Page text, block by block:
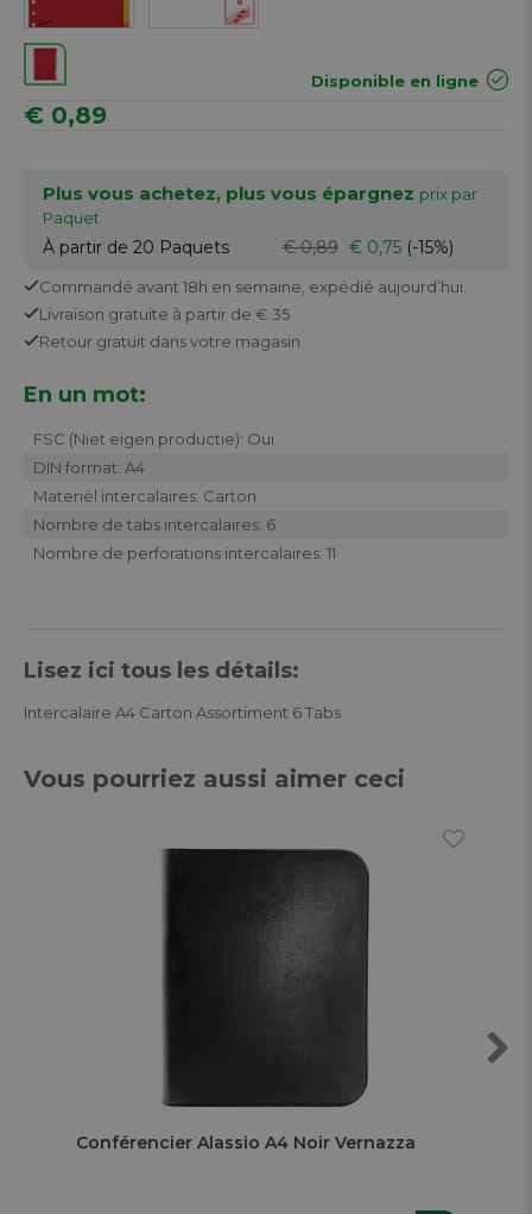
Disponible en ligne
€ 0,89
Plus vous achetez, plus vous épargnez prix par
Paquet
À partir de 20 Paquets € 0,89 € 0,75 (-15%)
Commandé avant 18h en semaine, expédié aujourd’hui.
Livraison gratuite à partir de € 35
Retour gratuit dans votre magasin
En un mot:
FSC (Niet eigen productie): Oui
DIN format: A4
Materièl intercalaires: Carton
Nombre de tabs intercalaires: 6
Nombre de perforations intercalaires: 11
Lisez ici tous les détails:
Intercalaire A4 Carton Assortiment 6 Tabs
Vous pourriez aussi aimer ceci
Conférencier Alassio A4 Noir Vernazza